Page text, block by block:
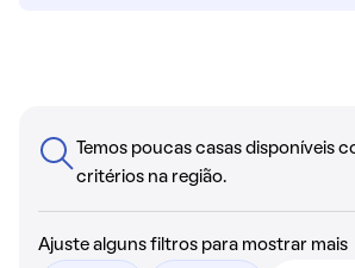
Temos poucas casas disponíveis
critérios na região.
Ajuste alguns filtros para mostrar mais